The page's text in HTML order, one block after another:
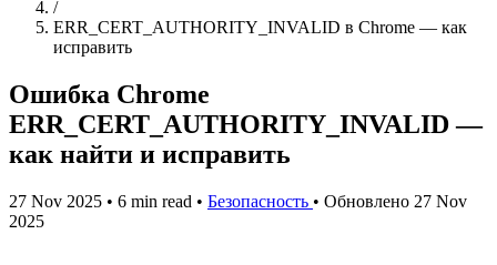
/
ERR_CERT_AUTHORITY_INVALID в Chrome — как
исправить
Ошибка Chrome
ERR_CERT_AUTHORITY_INVALID —
как найти и исправить
27 Nov 2025 • 6 min read • Безопасность • Обновлено 27 Nov
2025